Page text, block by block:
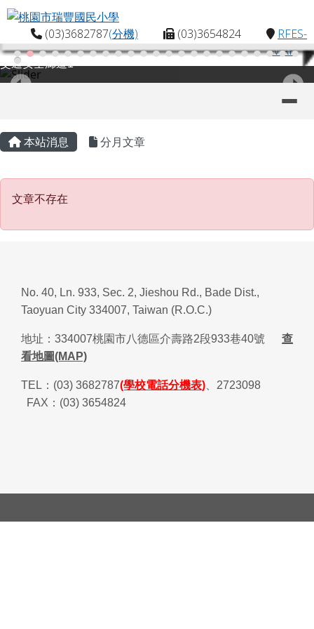
跳至主內容區
桃園市瑞豐國民小學
(03)3682787(分機) (03)3654824
RFES-
MAP
交通安全廊道1
主內容區域
本站消息 分月文章
文章不存在
文章不存在
頁尾區域
No. 40, Ln. 933, Sec. 2, Jieshou Rd., Bade Dist.,
Taoyuan City 334007, Taiwan (R.O.C.)
地址： 334007桃園市八德區介壽路2段933巷40號
查
看地圖(MAP)
TEL ： (03) 3682787(學校電話分機表)
2723098
FAX ： (03) 3654824